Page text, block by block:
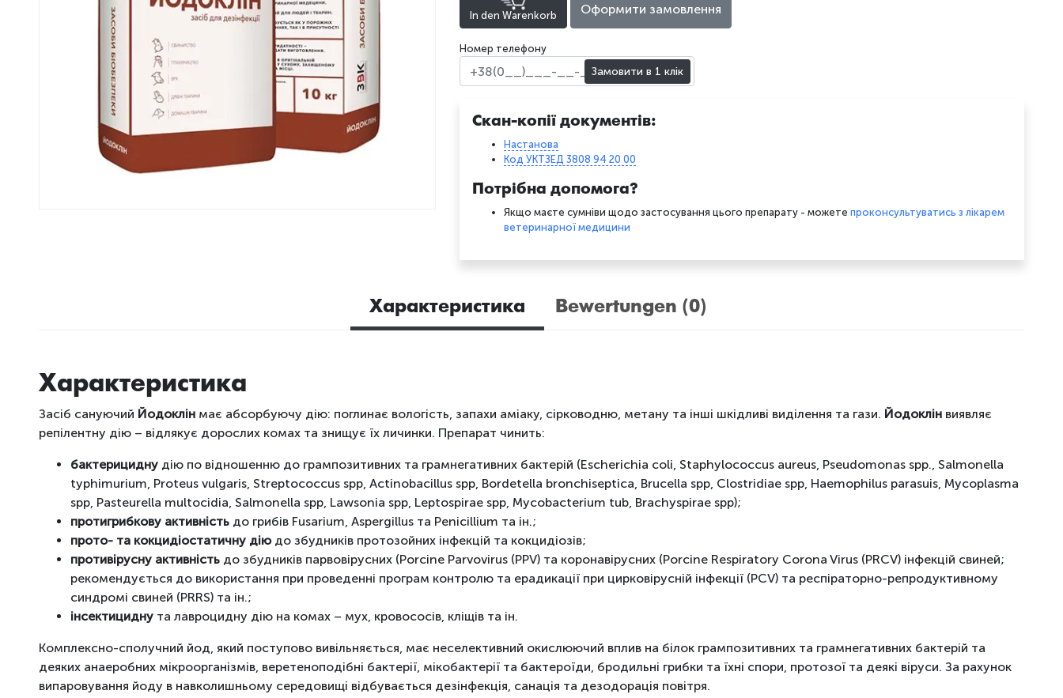
In den Warenkorb Оформити замовлення
Номер телефону
Замовити в 1 клік
Скан-копії документів:
Настанова
Код УКТЗЕД 3808 94 20 00
Потрібна допомога?
Якщо маєте сумніви щодо застосування цього препарату - можете проконсультуватись з лікарем
ветеринарної медицини
Характеристика Bewertungen (0)
Характеристика
Засіб сануючий Йодоклін має абсорбуючу дію: поглинає вологість, запахи аміаку, сірководню, метану та інші шкідливі виділення та гази. Йодоклін виявляє
репілентну дію – відлякує дорослих комах та знищує їх личинки. Препарат чинить:
бактерицидну дію по відношенню до грампозитивних та грамнегативних бактерій (Escherichia сoli, Staphylococcus aureus, Pseudomonas spp., Salmonella
typhimurium, Proteus vulgaris, Streptococcus spp, Actinobacillus spp, Bordetella bronchiseptica, Brucella spp, Clostridiae spp, Haemophilus parasuis, Mycoplasma
spp, Pasteurella multocidia, Salmonella spp, Lawsonia spp, Leptospirae spp, Mycobacterium tub, Brachyspirae spp);
протигрибкову активність до грибів Fusarium, Aspergillus та Penicillium та ін.;
прото- та кокцидіостатичну діюдо збудників протозойних інфекцій та кокцидіозів;
противірусну активність до збудників парвовірусних (Porcine Parvovirus (PPV) та коронавірусних (Porcine Respiratory Corona Virus (PRCV) інфекцій свиней;
рекомендується до використання при проведенні програм контролю та ерадикації при цирковірусній інфекції (PCV) та респіраторно-репродуктивному
синдромі свиней (PRRS) та ін.;
інсектицидну та лавроцидну дію на комах – мух, кровососів, кліщів та ін.
Комплексно-сполучний йод, який поступово вивільняється, має неселективний окислюючий вплив на білок грампозитивних та грамнегативних бактерій та
деяких анаеробних мікроорганізмів, веретеноподібні бактерії, мікобактерії та бактероїди, бродильні грибки та їхні спори, протозої та деякі віруси. За рахунок
випаровування йоду в навколишньому середовищі відбувається дезінфекція, санація та дезодорація повітря.